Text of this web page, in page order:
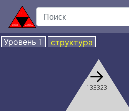
Уровень 1 структура
→
133323